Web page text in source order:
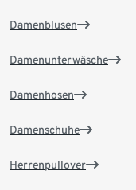
Damenblusen
Damenunterwäsche
Damenhosen
Damenschuhe
Herrenpullover